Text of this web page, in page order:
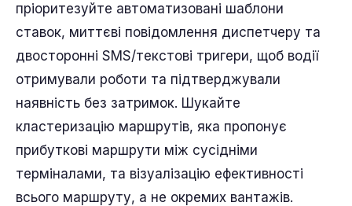
пріоритезуйте автоматизовані шаблони
ставок, миттєві повідомлення диспетчеру та
двосторонні SMS/текстові тригери, щоб водії
отримували роботи та підтверджували
наявність без затримок. Шукайте
кластеризацію маршрутів, яка пропонує
прибуткові маршрути між сусідніми
терміналами, та візуалізацію ефективності
всього маршруту, а не окремих вантажів.